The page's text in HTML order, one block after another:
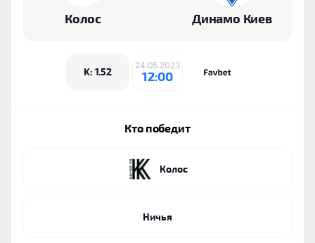
Колос
Динамо Киев
K: 1.52
24.05.2023
12:00
Кто победит
Колос
Ничья